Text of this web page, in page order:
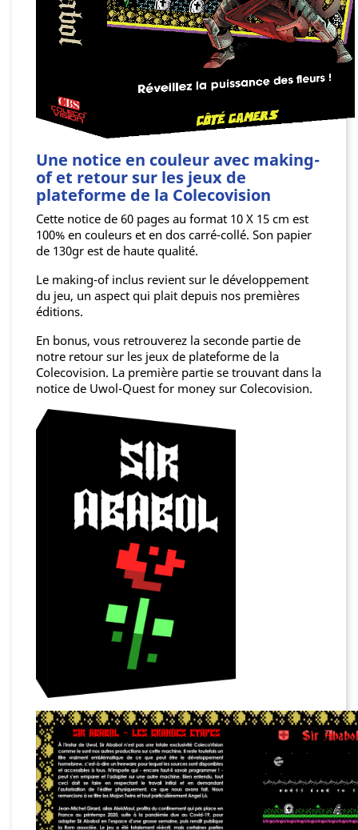
Une notice en couleur avec making-
of et retour sur les jeux de
plateforme de la Colecovision
Cette notice de 60 pages au format 10 X 15 cm est
100% en couleurs et en dos carré-collé. Son papier
de 130gr est de haute qualité.
Le making-of inclus revient sur le développement
du jeu, un aspect qui plait depuis nos premières
éditions.
En bonus, vous retrouverez la seconde partie de
notre retour sur les jeux de plateforme de la
Colecovision. La première partie se trouvant dans la
notice de Uwol-Quest for money sur Colecovision.